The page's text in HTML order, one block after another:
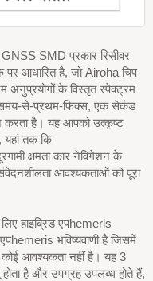
SMD प्रकार रिसीवर
पर आधारित है, जो Airoha चिप
अनुप्रयोगों के विस्तृत स्पेक्ट्रम
समय-से-प्रथम-फिक्स, एक सेकंड
है। यह आपको उत्कृष्ट
यहां तक कि
क्षमता कार नेविगेशन के
आवश्यकताओं को पूरा
हाइब्रिड एपhemeris
भविष्यवाणी है जिसमें
आवश्यकता नहीं है। यह 3
है और उपग्रह उपलब्ध होते हैं,